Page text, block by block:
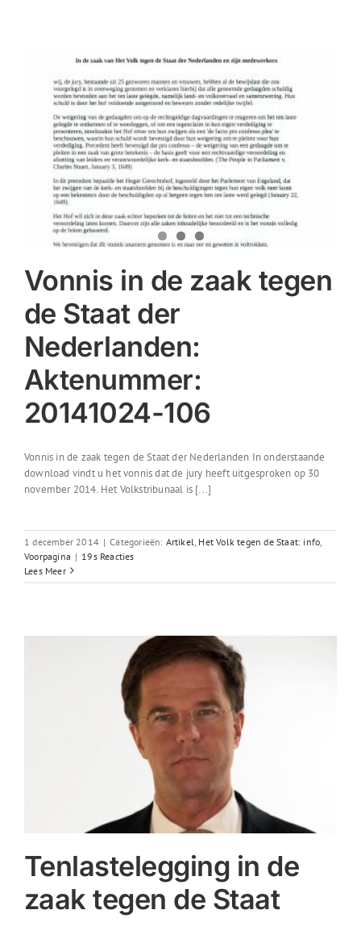
Vonnis in de zaak tegen
de Staat der
Nederlanden:
Aktenummer:
20141024-106
Vonnis in de zaak tegen de Staat der Nederlanden In onderstaande
download vindt u het vonnis dat de jury heeft uitgesproken op 30
november 2014. Het Volkstribunaal is [...]
1 december 2014 | Categorieën: Artikel Het Volk tegen de Staat: info
Voorpagina | 19s Reacties
Lees Meer
Tenlastelegging in de
zaak tegen de Staat